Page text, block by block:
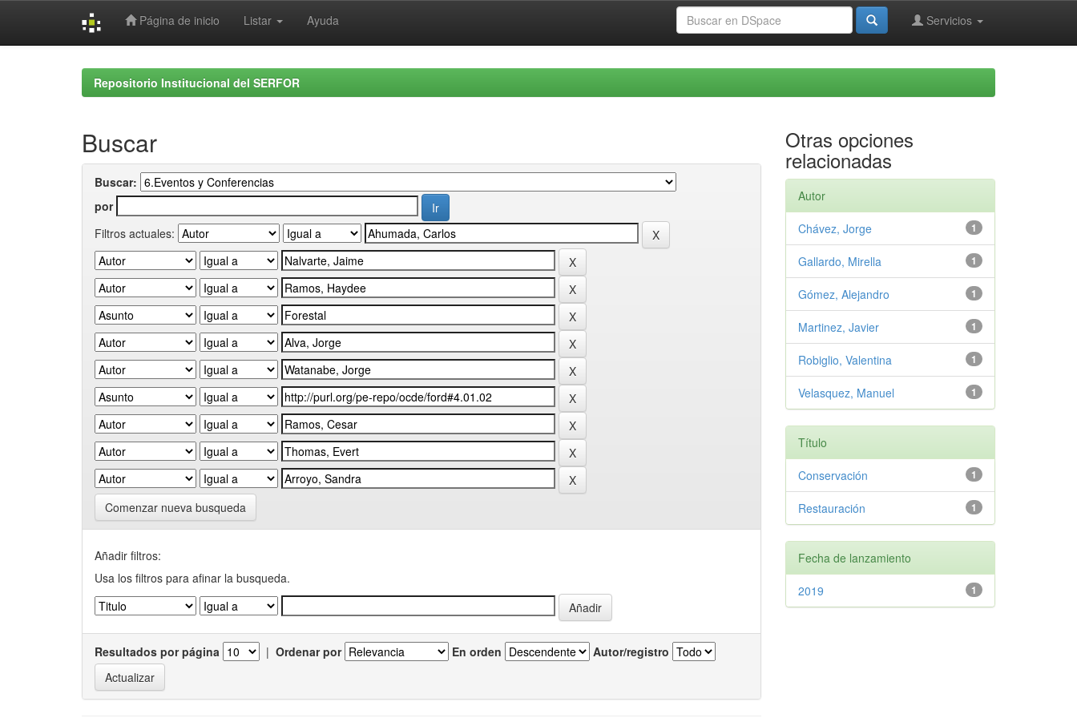
Página de inicio Listar Ayuda Servicios
Repositorio Institucional del SERFOR
Buscar
Buscar:
por
Filtros actuales:
Comenzar nueva busqueda
Añadir filtros:
Usa los filtros para afinar la busqueda.
Resultados por página | Ordenar por En orden Autor/registro
Otras opciones
relacionadas
Autor
1
Chávez, Jorge
1
Gallardo, Mirella
1
Gómez, Alejandro
1
Martinez, Javier
1
Robiglio, Valentina
1
Velasquez, Manuel
Título
1
Conservación
1
Restauración
Fecha de lanzamiento
1
2019